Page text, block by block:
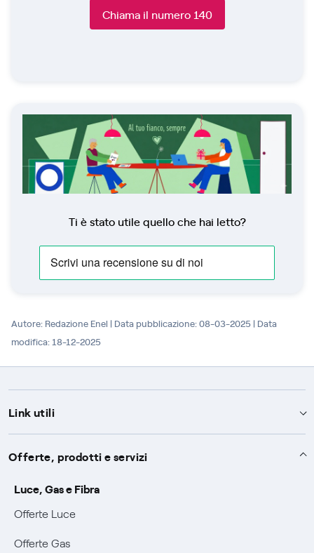
Chiama il numero 140
Ti è stato utile quello che hai letto?
Autore: Redazione Enel | Data pubblicazione: 08-03-2025 | Data
modifica: 18-12-2025
Link utili
Assistenza
Avvisi
SOS luce e gas
Conciliazioni e risoluzione delle controversie
Servizi
Servizio di salvaguardia
Servizio default di distribuzione
Collabora con noi
Offerte, prodotti e servizi
Luce, Gas e Fibra
Offerte Luce
Offerte Gas